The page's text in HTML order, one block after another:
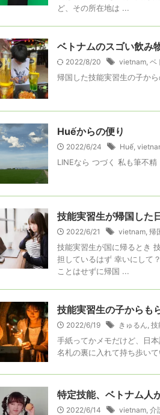
ど、その所在地は ...
ベトナムのスゴい飲み
2022/8/20 vietnam, ベ
帰国した技能実習生の子か
Huếからの便り
2022/6/24 Huế,
LINEなら つづく 私も筆不
技能実習生が帰国した
2022/6/21 vietnam, 帰
技能実習生が国に帰るとき
担しているはず 幸いにして
ことはせずに帰国 ...
技能実習生の子からも
2022/6/19 きゅるん, 技
手紙ってかメモだけど、日
名札の裏に入れて持ち歩い
特定技能、ベトナム
2022/6/14 vietnam, 介